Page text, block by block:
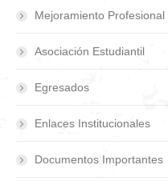
Mejoramiento Profesional
Asociación Estudiantil
Egresados
Enlaces Institucionales
Documentos Importantes